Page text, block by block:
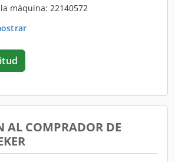
máquina: 22140572
AL COMPRADOR DE